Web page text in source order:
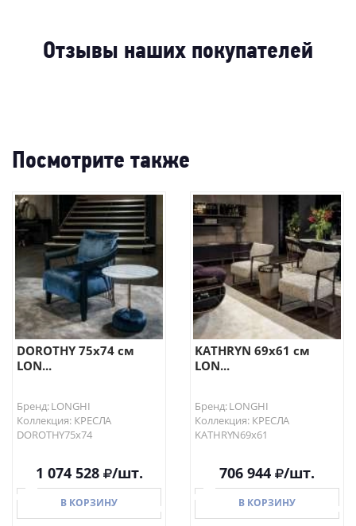
-28%
-
Отзывы наших покупателей
Посмотрите также
DOROTHY 75х74 см
LON...
Бренд: LONGHI
Коллекция: КРЕСЛА
DOROTHY75х74
1 074 528 /шт.
В КОРЗИНУ
KATHRYN 69х61 см
LON...
Бренд: LONGHI
Коллекция: КРЕСЛА
KATHRYN69х61
706 944 /шт.
В КОРЗИНУ